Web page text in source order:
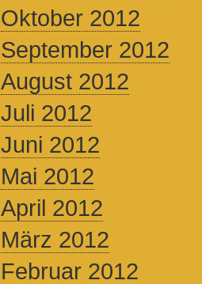
Oktober 2012
September 2012
August 2012
Juli 2012
Juni 2012
Mai 2012
April 2012
März 2012
Februar 2012